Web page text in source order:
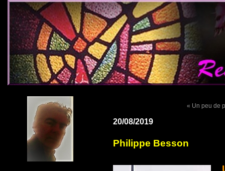
« Un peu de
20/08/2019
Philippe Besson